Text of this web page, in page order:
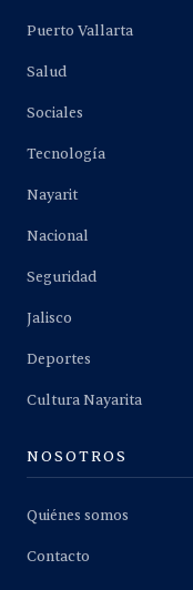
Puerto Vallarta
Salud
Sociales
Tecnología
Nayarit
Nacional
Seguridad
Jalisco
Deportes
Cultura Nayarita
NOSOTROS
Quiénes somos
Contacto